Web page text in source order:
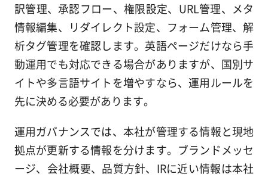
訳管理、承認フロー、権限設定、URL管理、メタ
情報編集、リダイレクト設定、フォーム管理、解
析タグ管理を確認します。英語ページだけなら手
動運用でも対応できる場合がありますが、国別サ
イトや多言語サイトを増やすなら、運用ルールを
先に決める必要があります。
運用ガバナンスでは、本社が管理する情報と現地
拠点が更新する情報を分けます。ブランドメッセ
ージ、会社概要、品質方針、IRに近い情報は本社